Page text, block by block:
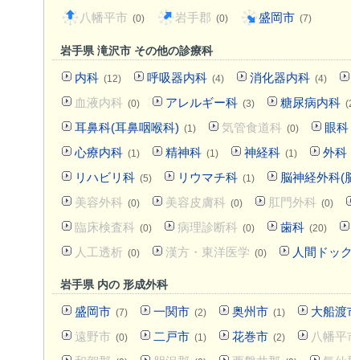
八幡平市 (0) 岩手郡 (0) 盛岡市 (7)
岩手県 滝沢市 その他の診療科
内科 (12) 呼吸器内科 (4) 消化器内科 (4)
血液内科 (0) アレルギー科 (3) 糖尿病内科
耳鼻科(耳鼻咽喉科) (1) 気管食道科 (0) 眼科
心療内科 (1) 精神科 (1) 神経科 (1) 外科
リハビリ科 (5) リウマチ科 (1) 脳神経外科(
美容外科 (0) 美容皮膚科 (0) 肛門外科 (0)
臨床検査科 (0) 病理診断科 (0) 歯科 (20)
人工透析 (0) 漢方・東洋医学 (0) 人間ドック
岩手県 内の 形成外科
盛岡市 (7) 一関市 (2) 奥州市 (1) 大船渡
遠野市 (0) 二戸市 (1) 花巻市 (2) 八幡平